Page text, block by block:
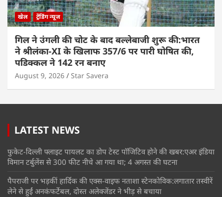
खेल ट्रेंडिंग न्यूज
गिल ने उंगली की चोट के बाद बल्लेबाजी शुरू की:भारत
ने श्रीलंका-XI के खिलाफ 357/6 पर पारी घोषित की,
पडिक्कल ने 142 रन बनाए
August 9, 2026 Star Savera
LATEST NEWS
फुकेट-दिल्ली फ्लाइट पायलट का डोप टेस्ट पॉजिटिव होने की खबर:एअर इंडिया
विमान टर्बुलेंस से 300 फीट नीचे आ गया था; 4 अगस्त की घटना
पैपराजी पर भड़कीं हार्दिक की एक्स-वाइफ नताशा स्टेनकोविक:लगातार तस्वीरें
लेने से हुईं अनकंफर्टेबल, दोस्त अलेक्जेंडर ने भीड़ से बचाया